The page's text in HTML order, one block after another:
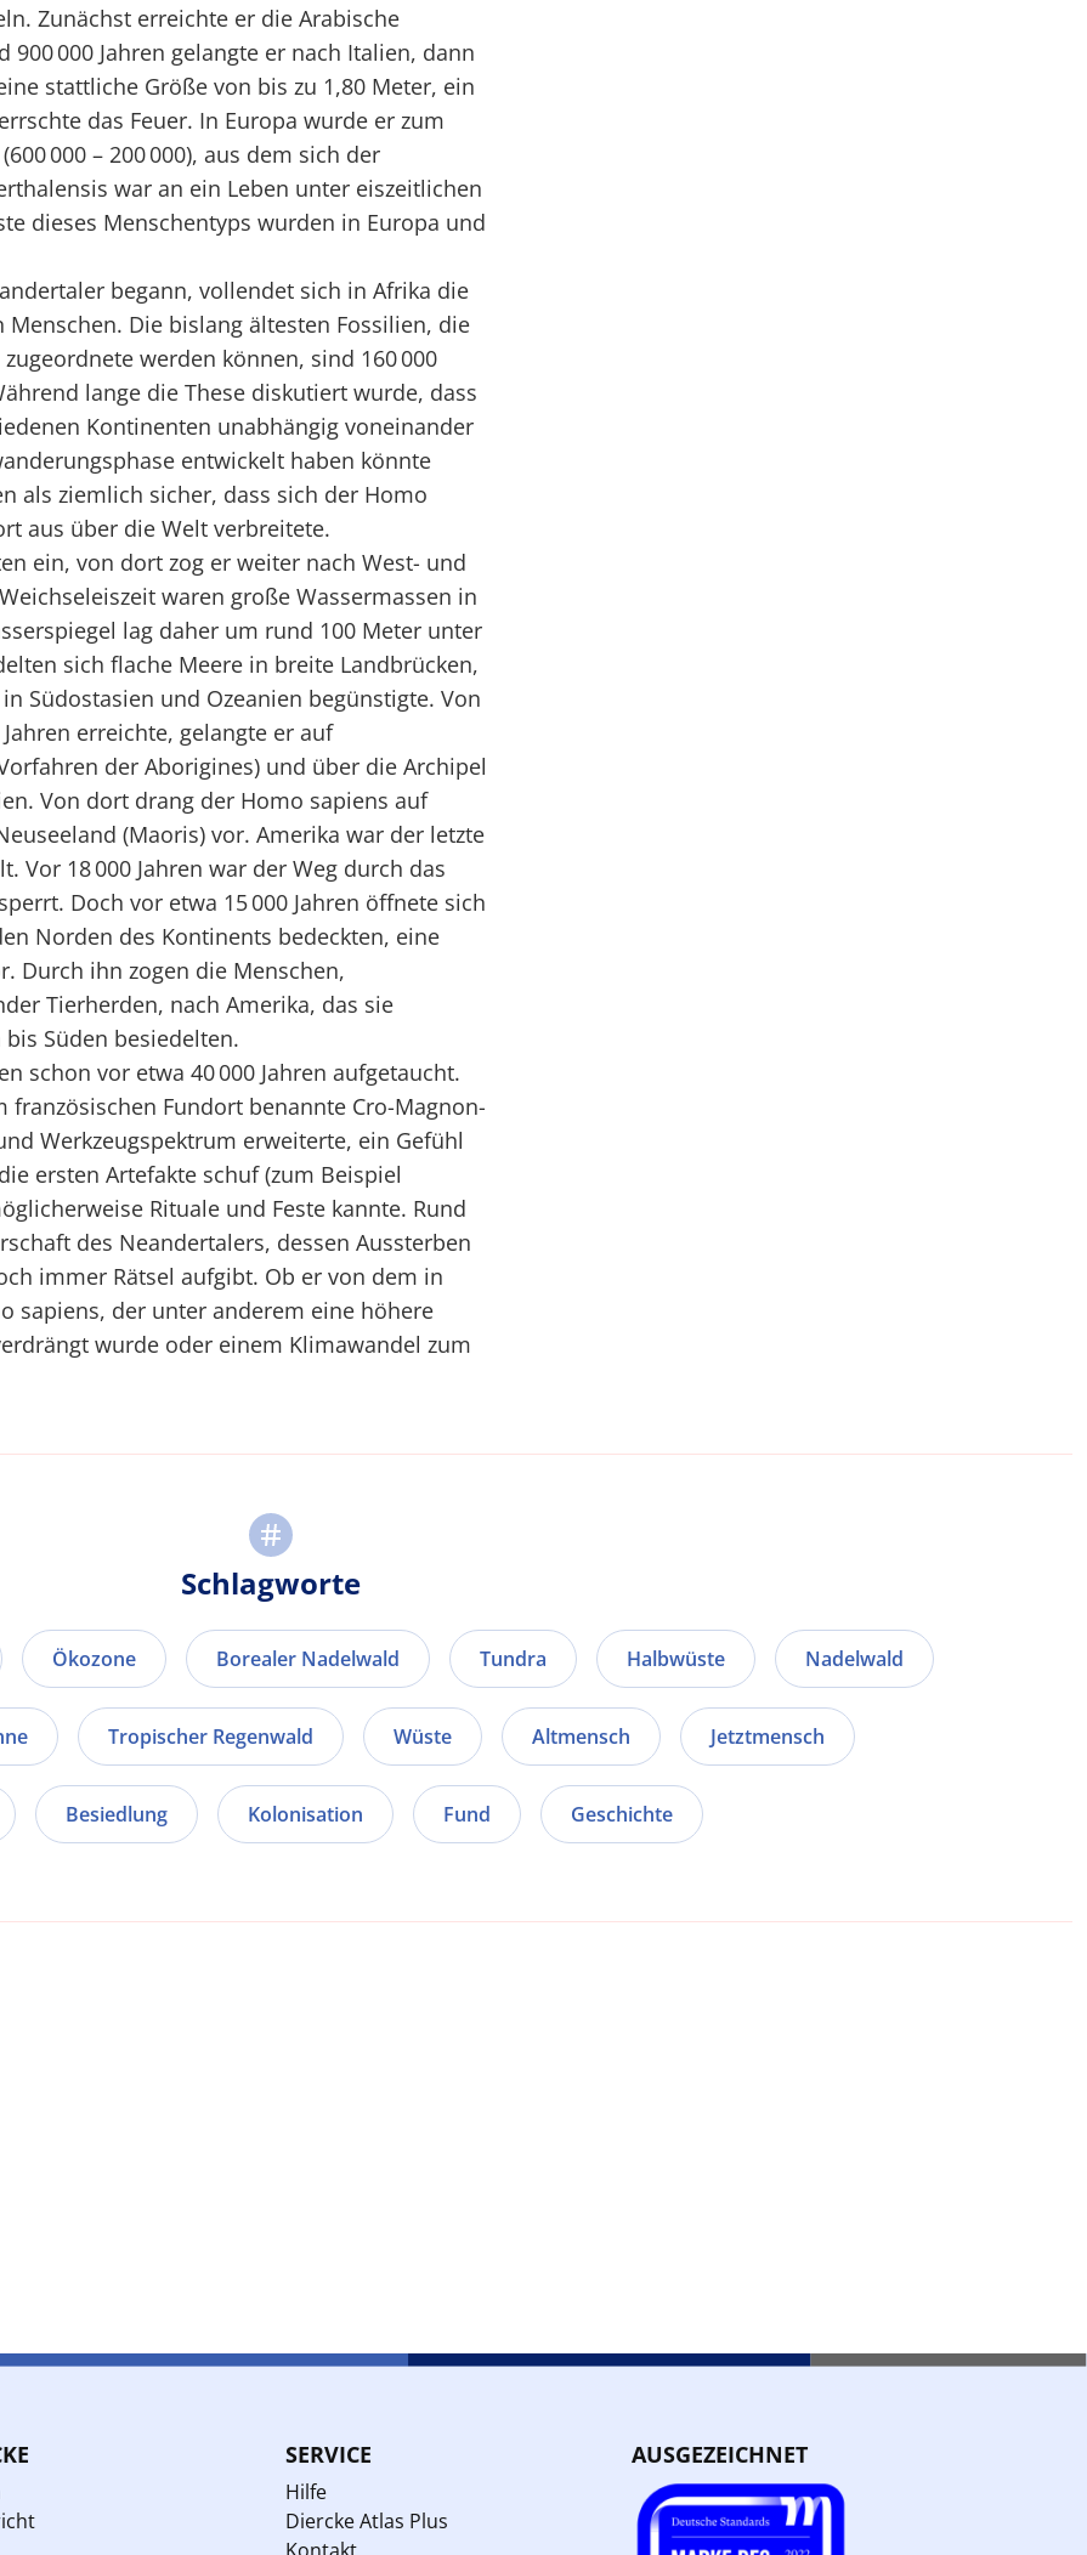
Zunächst erreichte er die Arabische
000 Jahren gelangte er nach Italien, dann
stattliche Größe von bis zu 1,80 Meter, ein
das Feuer. In Europa wurde er zum
000 – 200 000), aus dem sich der
war an ein Leben unter eiszeitlichen
dieses Menschentyps wurden in Europa und
begann, vollendet sich in Afrika die
Die bislang ältesten Fossilien, die
werden können, sind 160 000
lange die These diskutiert wurde, dass
Kontinenten unabhängig voneinander
entwickelt haben könnte
als ziemlich sicher, dass sich der Homo
aus über die Welt verbreitete.
ein, von dort zog er weiter nach West- und
waren große Wassermassen in
lag daher um rund 100 Meter unter
sich flache Meere in breite Landbrücken,
Südostasien und Ozeanien begünstigte. Von
erreichte, gelangte er auf
der Aborigines) und über die Archipel
Von dort drang der Homo sapiens auf
(Maoris) vor. Amerika war der letzte
Vor 18 000 Jahren war der Weg durch das
Doch vor etwa 15 000 Jahren öffnete sich
Norden des Kontinents bedeckten, eine
Durch ihn zogen die Menschen,
Tierherden, nach Amerika, das sie
Süden besiedelten.
schon vor etwa 40 000 Jahren aufgetaucht.
Fundort benannte Cro-Magnon-
Werkzeugspektrum erweiterte, ein Gefühl
ersten Artefakte schuf (zum Beispiel
Rituale und Feste kannte. Rund
des Neandertalers, dessen Aussterben
immer Rätsel aufgibt. Ob er von dem in
sapiens, der unter anderem eine höhere
wurde oder einem Klimawandel zum
Schlagworte
Ökozone Borealer Nadelwald Tundra Halbwüste Nadelwald
Tropischer Regenwald Wüste Altmensch Jetztmensch
Besiedlung Kolonisation Fund Geschichte
SERVICE
Hilfe
Diercke Atlas Plus
AUSGEZEICHNET